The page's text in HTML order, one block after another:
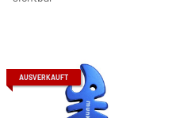
AUSVERKAUFT